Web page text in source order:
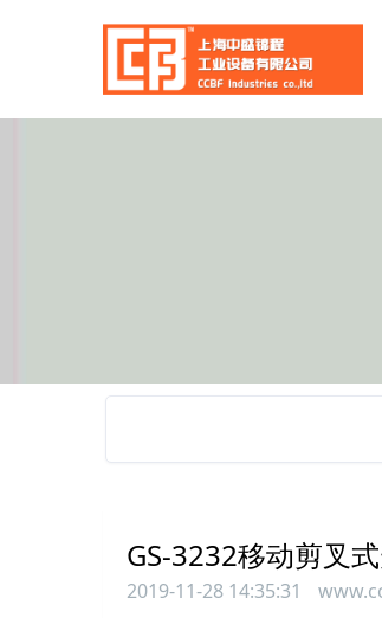
GS-3232移动剪叉
2019-11-28 14:35:31